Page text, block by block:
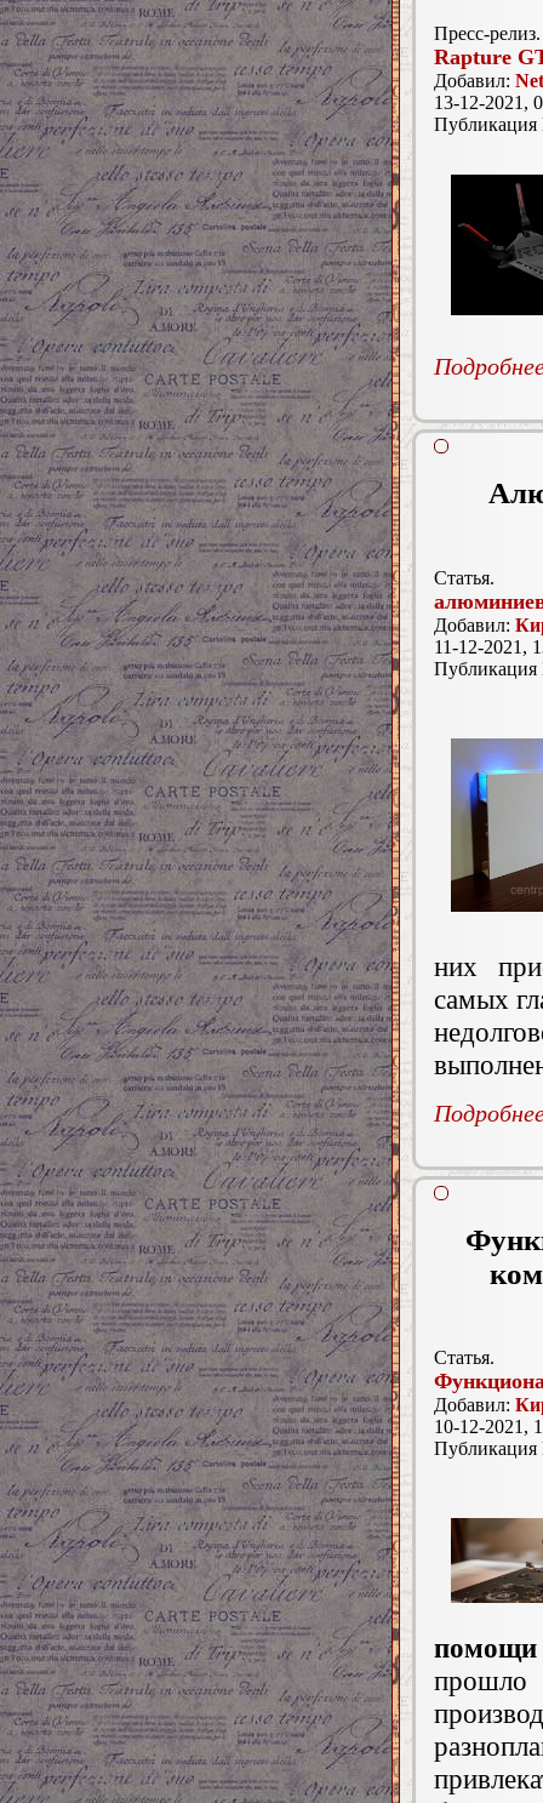
Пресс-релиз.
Rapture
Добавил:
13-12-2021,
Статья.
Добавил:
11-12-2021,
них
самых
Статья.
Добавил:
10-12-2021,
помощи